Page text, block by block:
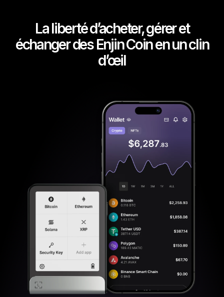
La liberté d’acheter, gérer et
échanger des Enjin Coin en un clin
d’œil